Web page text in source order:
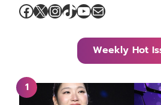
Facebook
X Instagram
TikTok
YouTube
Mail
Weekly Hot